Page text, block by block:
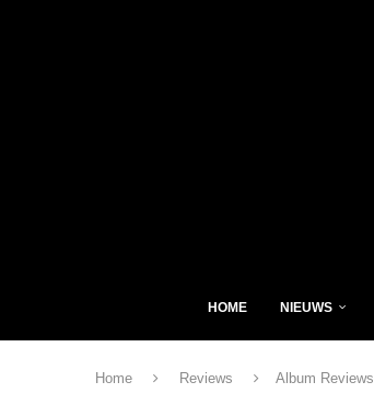
HOME NIEUWS
Home Reviews Album Reviews